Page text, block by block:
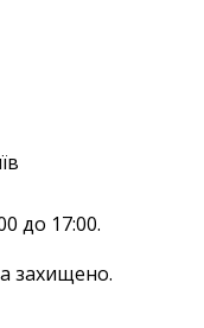
до 17:00.
захищено.